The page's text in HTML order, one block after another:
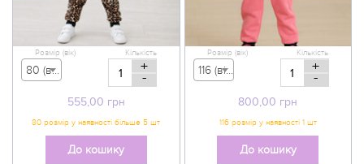
555,00 грн
Розмір (вік)
80 (вік 9-12 міс) - 555,00 грн
Кількість
+
-
До кошику
800,00 грн
Розмір (вік)
116 (вік 5-6 р) - 800,00 грн
Кількість
+
-
До кошику